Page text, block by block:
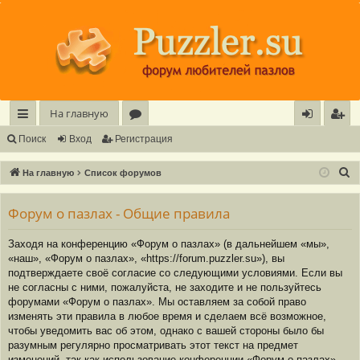
с
ы
лк
и
На главную
о
ру
м
ы
д
ис
тр
Поиск Вход Регистрация
На главную Список форумов
Форум о пазлах - Общие правила
Заходя на конференцию «Форум о пазлах» (в дальнейшем «мы»,
«наш», «Форум о пазлах», «https://forum.puzzler.su»), вы
подтверждаете своё согласие со следующими условиями. Если вы
не согласны с ними, пожалуйста, не заходите и не пользуйтесь
форумами «Форум о пазлах». Мы оставляем за собой право
изменять эти правила в любое время и сделаем всё возможное,
чтобы уведомить вас об этом, однако с вашей стороны было бы
разумным регулярно просматривать этот текст на предмет